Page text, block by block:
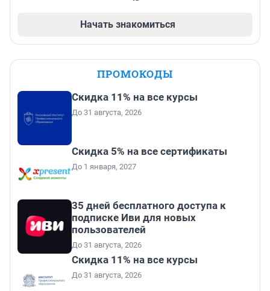
Начать знакомиться
ПРОМОКОДЫ
Скидка 11% на все курсы
До 31 августа, 2026
Скидка 5% на все сертификаты
До 1 января, 2027
35 дней бесплатного доступа к
подписке Иви для новых
пользователей
До 31 августа, 2026
Скидка 11% на все курсы
До 31 августа, 2026